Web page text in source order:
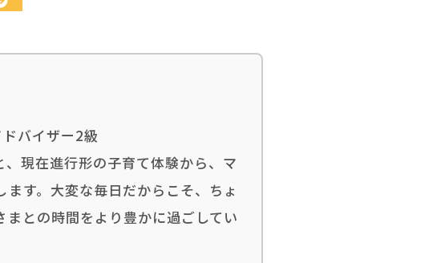
バイザー2級
現在進行形の子育て体験から、マ
す。大変な毎日だからこそ、ちょ
との時間をより豊かに過ごしてい